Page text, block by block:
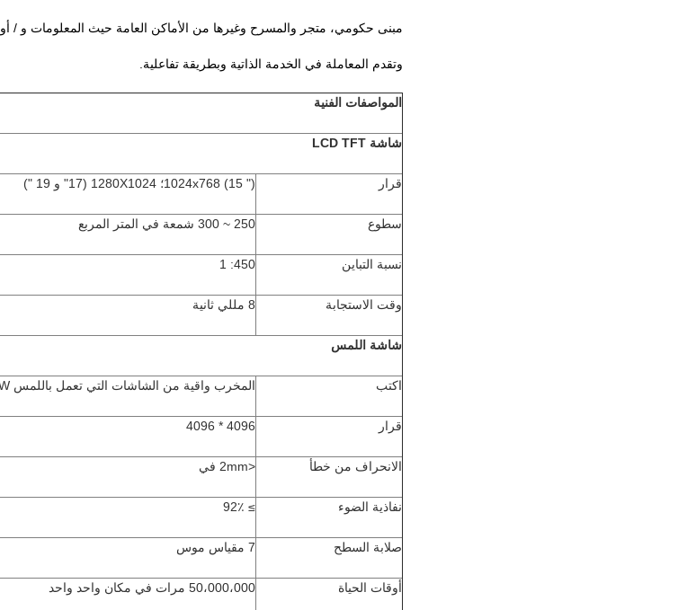
مبنى حكومي، متجر والمسرح وغيرها من الأماكن العامة حيث المعلومات و / أو
وتقدم المعاملة في الخدمة الذاتية وبطريقة تفاعلية.
المواصفات الفنية
شاشة LCD TFT
قرار 1024x768 (15 ")؛ 1280X1024 (17" و 19 ")
سطوع 250 ~ 300 شمعة في المتر المربع
نسبة التباين 450: 1
وقت الاستجابة 8 مللي ثانية
شاشة اللمس
اكتب المخرب واقية من الشاشات التي تعمل باللمس SAW
قرار 4096 * 4096
الانحراف من خطأ <2mm في
نفاذية الضوء ≥ 92٪
صلابة السطح 7 مقياس موس
أوقات الحياة 50،000،000 مرات في مكان واحد واحد